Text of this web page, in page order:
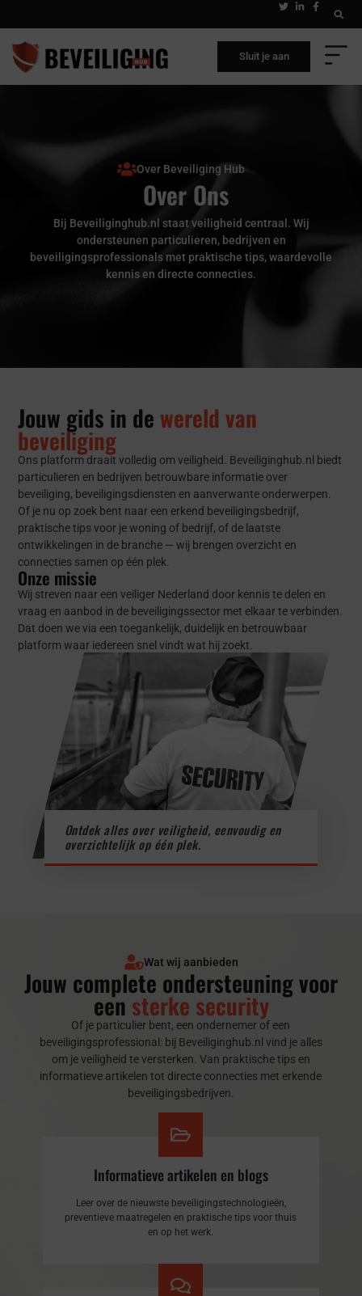
Sluit je aan
Over Beveiliging Hub
Over Ons
Bij Beveiliginghub.nl staat veiligheid centraal. Wij
ondersteunen particulieren, bedrijven en
beveiligingsprofessionals met praktische tips, waardevolle
kennis en directe connecties.
Jouw gids in de wereld van
beveiliging
Ons platform draait volledig om veiligheid. Beveiliginghub.nl biedt
particulieren en bedrijven betrouwbare informatie over
beveiliging, beveiligingsdiensten en aanverwante onderwerpen.
Of je nu op zoek bent naar een erkend beveiligingsbedrijf,
praktische tips voor je woning of bedrijf, of de laatste
ontwikkelingen in de branche — wij brengen overzicht en
connecties samen op één plek.
Onze missie
Wij streven naar een veiliger Nederland door kennis te delen en
vraag en aanbod in de beveiligingssector met elkaar te verbinden.
Dat doen we via een toegankelijk, duidelijk en betrouwbaar
platform waar iedereen snel vindt wat hij zoekt.
Ontdek alles over veiligheid, eenvoudig en
overzichtelijk op één plek.
Wat wij aanbieden
Jouw complete ondersteuning voor
een sterke security
Of je particulier bent, een ondernemer of een
beveiligingsprofessional: bij Beveiliginghub.nl vind je alles
om je veiligheid te versterken. Van praktische tips en
informatieve artikelen tot directe connecties met erkende
beveiligingsbedrijven.
Informatieve artikelen en blogs
Leer over de nieuwste beveiligingstechnologieën,
preventieve maatregelen en praktische tips voor thuis
en op het werk.